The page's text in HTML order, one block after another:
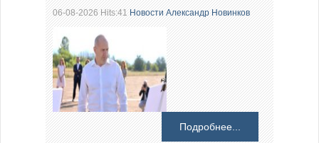
06-08-2026 Hits:41Новости Александр Новинков
Подробнее...